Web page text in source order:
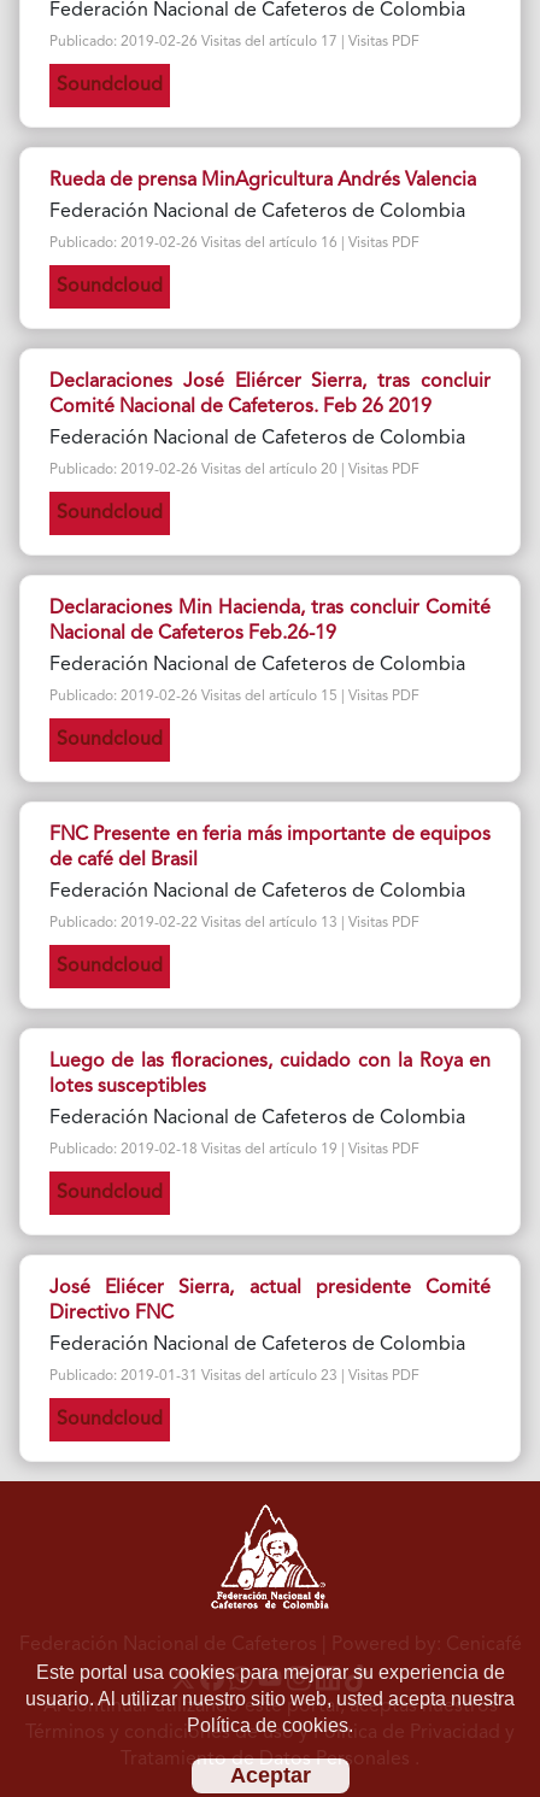
Federación Nacional de Cafeteros de Colombia
Publicado: 2019-02-26 Visitas del artículo 17 | Visitas PDF
Soundcloud
Rueda de prensa MinAgricultura Andrés Valencia
Federación Nacional de Cafeteros de Colombia
Publicado: 2019-02-26 Visitas del artículo 16 | Visitas PDF
Soundcloud
Declaraciones José Eliércer Sierra, tras concluir
Comité Nacional de Cafeteros. Feb 26 2019
Federación Nacional de Cafeteros de Colombia
Publicado: 2019-02-26 Visitas del artículo 20 | Visitas PDF
Soundcloud
Declaraciones Min Hacienda, tras concluir Comité
Nacional de Cafeteros Feb.26-19
Federación Nacional de Cafeteros de Colombia
Publicado: 2019-02-26 Visitas del artículo 15 | Visitas PDF
Soundcloud
FNC Presente en feria más importante de equipos
de café del Brasil
Federación Nacional de Cafeteros de Colombia
Publicado: 2019-02-22 Visitas del artículo 13 | Visitas PDF
Soundcloud
Luego de las floraciones, cuidado con la Roya en
lotes susceptibles
Federación Nacional de Cafeteros de Colombia
Publicado: 2019-02-18 Visitas del artículo 19 | Visitas PDF
Soundcloud
José Eliécer Sierra, actual presidente Comité
Directivo FNC
Federación Nacional de Cafeteros de Colombia
Publicado: 2019-01-31 Visitas del artículo 23 | Visitas PDF
Soundcloud
Este portal usa cookies para mejorar su experiencia de
usuario. Al utilizar nuestro sitio web, usted acepta nuestra
Política de cookies.
Aceptar
Federación Nacional de Cafeteros | Powered by: Cenicafé
Al continuar utilizando este portal, aceptas nuestros
Términos y condiciones de usoyPolítica de Privacidad y
Tratamiento de Datos Personales